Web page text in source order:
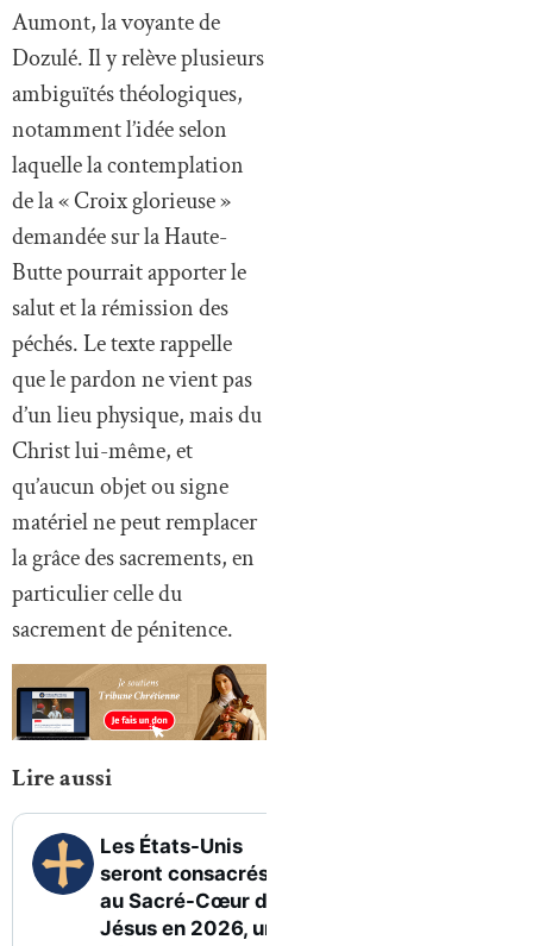
Aumont, la voyante de
Dozulé. Il y relève plusieurs
ambiguïtés théologiques,
notamment l’idée selon
laquelle la contemplation
de la « Croix glorieuse »
demandée sur la Haute-
Butte pourrait apporter le
salut et la rémission des
péchés. Le texte rappelle
que le pardon ne vient pas
d’un lieu physique, mais du
Christ lui-même, et
qu’aucun objet ou signe
matériel ne peut remplacer
la grâce des sacrements, en
particulier celle du
sacrement de pénitence.
Lire aussi